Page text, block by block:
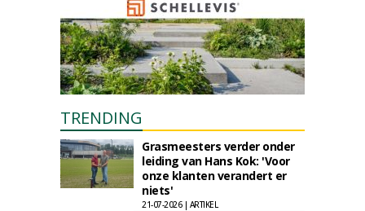
TRENDING
Grasmeesters verder onder
leiding van Hans Kok: 'Voor
onze klanten verandert er
niets'
21-07-2026 | ARTIKEL